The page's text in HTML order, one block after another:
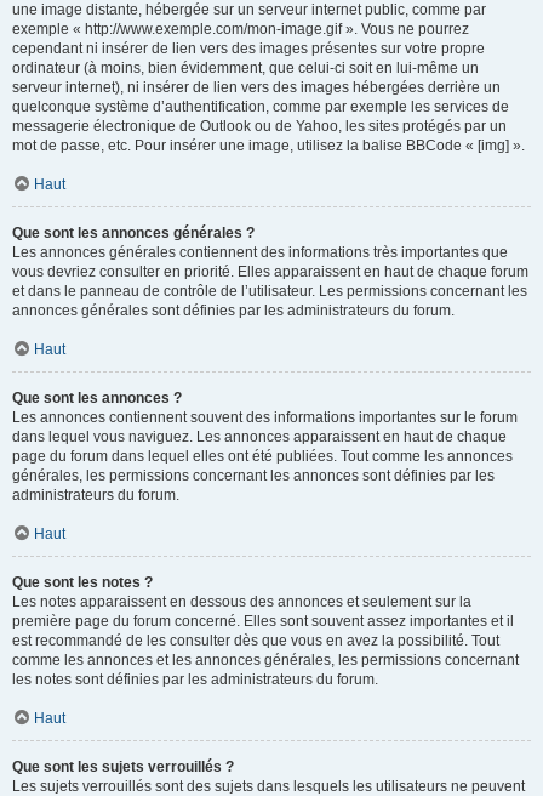
une image distante, hébergée sur un serveur internet public, comme par
exemple « http://www.exemple.com/mon-image.gif ». Vous ne pourrez
cependant ni insérer de lien vers des images présentes sur votre propre
ordinateur (à moins, bien évidemment, que celui-ci soit en lui-même un
serveur internet), ni insérer de lien vers des images hébergées derrière un
quelconque système d’authentification, comme par exemple les services de
messagerie électronique de Outlook ou de Yahoo, les sites protégés par un
mot de passe, etc. Pour insérer une image, utilisez la balise BBCode « [img] ».
Haut
Que sont les annonces générales ?
Les annonces générales contiennent des informations très importantes que
vous devriez consulter en priorité. Elles apparaissent en haut de chaque forum
et dans le panneau de contrôle de l’utilisateur. Les permissions concernant les
annonces générales sont définies par les administrateurs du forum.
Haut
Que sont les annonces ?
Les annonces contiennent souvent des informations importantes sur le forum
dans lequel vous naviguez. Les annonces apparaissent en haut de chaque
page du forum dans lequel elles ont été publiées. Tout comme les annonces
générales, les permissions concernant les annonces sont définies par les
administrateurs du forum.
Haut
Que sont les notes ?
Les notes apparaissent en dessous des annonces et seulement sur la
première page du forum concerné. Elles sont souvent assez importantes et il
est recommandé de les consulter dès que vous en avez la possibilité. Tout
comme les annonces et les annonces générales, les permissions concernant
les notes sont définies par les administrateurs du forum.
Haut
Que sont les sujets verrouillés ?
Les sujets verrouillés sont des sujets dans lesquels les utilisateurs ne peuvent